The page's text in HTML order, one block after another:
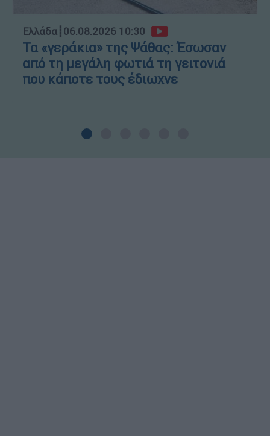
Ελλάδα┋06.08.2026 10:30
Τα «γεράκια» της Ψάθας: Έσωσαν
από τη μεγάλη φωτιά τη γειτονιά
που κάποτε τους έδιωχνε